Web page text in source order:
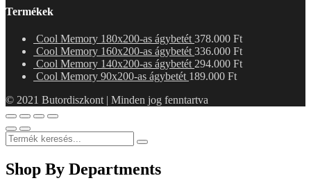
Termékek
Cool Memory 180x200-as ágybetét 378.000 Ft
Cool Memory 160x200-as ágybetét 336.000 Ft
Cool Memory 140x200-as ágybetét 294.000 Ft
Cool Memory 90x200-as ágybetét 189.000 Ft
© 2021 Butordiszkont | Minden jog fenntartva
Shop By Departments